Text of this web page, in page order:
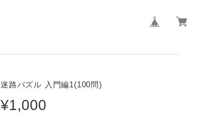
迷路パズル 入門編1(100問)
¥1,000